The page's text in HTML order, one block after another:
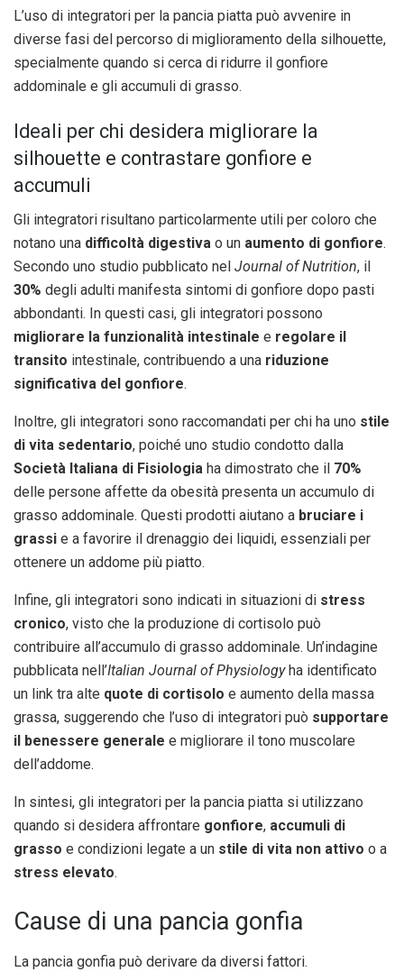
L’uso di integratori per la pancia piatta può avvenire in
diverse fasi del percorso di miglioramento della silhouette,
specialmente quando si cerca di ridurre il gonfiore
addominale e gli accumuli di grasso.
Ideali per chi desidera migliorare la
silhouette e contrastare gonfiore e
accumuli
Gli integratori risultano particolarmente utili per coloro che
notano una difficoltà digestiva o un aumento di gonfiore.
Secondo uno studio pubblicato nel Journal of Nutrition, il
30% degli adulti manifesta sintomi di gonfiore dopo pasti
abbondanti. In questi casi, gli integratori possono
migliorare la funzionalità intestinale e regolare il
transito intestinale, contribuendo a una riduzione
significativa del gonfiore.
Inoltre, gli integratori sono raccomandati per chi ha uno stile
di vita sedentario, poiché uno studio condotto dalla
Società Italiana di Fisiologia ha dimostrato che il 70%
delle persone affette da obesità presenta un accumulo di
grasso addominale. Questi prodotti aiutano a bruciare i
grassi e a favorire il drenaggio dei liquidi, essenziali per
ottenere un addome più piatto.
Infine, gli integratori sono indicati in situazioni di stress
cronico, visto che la produzione di cortisolo può
contribuire all’accumulo di grasso addominale. Un’indagine
pubblicata nell’Italian Journal of Physiologyha identificato
un link tra alte quote di cortisolo e aumento della massa
grassa, suggerendo che l’uso di integratori può supportare
il benessere generale e migliorare il tono muscolare
dell’addome.
In sintesi, gli integratori per la pancia piatta si utilizzano
quando si desidera affrontare gonfiore, accumuli di
grasso e condizioni legate a un stile di vita non attivo o a
stress elevato.
Cause di una pancia gonfia
La pancia gonfia può derivare da diversi fattori.